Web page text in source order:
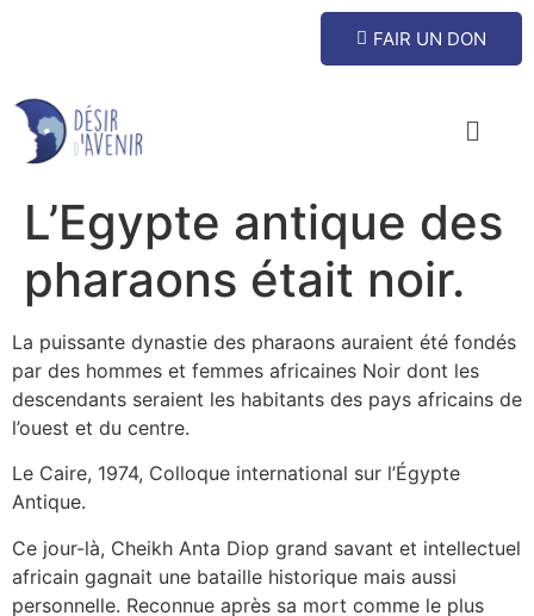
FAIR UN DON
L’Egypte antique des
pharaons était noir.
La puissante dynastie des pharaons auraient été fondés
par des hommes et femmes africaines Noir dont les
descendants seraient les habitants des pays africains de
l’ouest et du centre.
Le Caire, 1974, Colloque international sur l’Égypte
Antique.
Ce jour-là, Cheikh Anta Diop grand savant et intellectuel
africain gagnait une bataille historique mais aussi
personnelle. Reconnue après sa mort comme le plus